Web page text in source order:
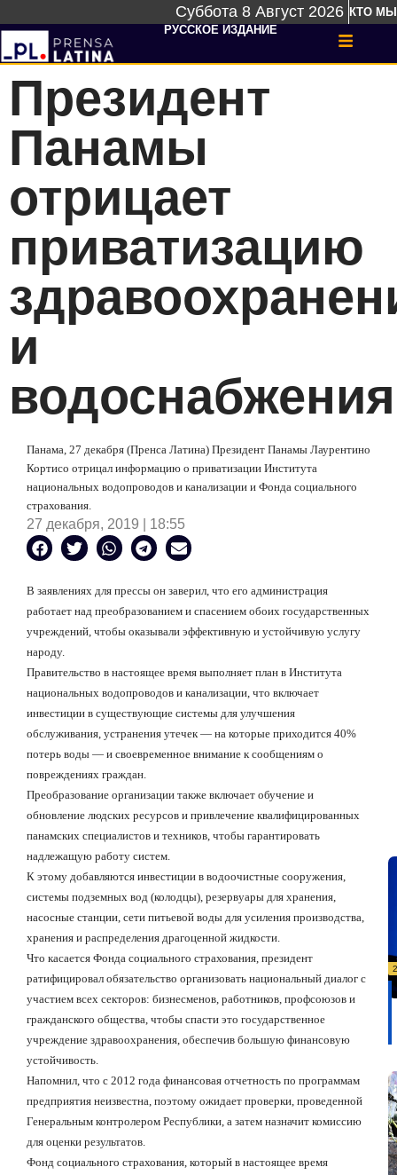
Суббота 8 Август 2026 КТО МЫ
РУССКОЕ ИЗДАНИЕ
Президент
Панамы
отрицает
приватизацию
и
водоснабжения
Панама, 27 декабря (Пренса Латина) Президент Панамы Лаурентино
Кортисо отрицал информацию о приватизации Института
национальных водопроводов и канализации и Фонда социального
страхования.
27 декабря, 2019 | 18:55
В заявлениях для прессы он заверил, что его администрация
работает над преобразованием и спасением обоих государственных
учреждений, чтобы оказывали эффективную и устойчивую услугу
народу.
Правительство в настоящее время выполняет план в Института
национальных водопроводов и канализации, что включает
инвестиции в существующие системы для улучшения
обслуживания, устранения утечек — на которые приходится 40%
потерь воды — и своевременное внимание к сообщениям о
повреждениях граждан.
Преобразование организации также включает обучение и
обновление людских ресурсов и привлечение квалифицированных
панамских специалистов и техников, чтобы гарантировать
надлежащую работу систем.
К этому добавляются инвестиции в водоочистные сооружения,
системы подземных вод (колодцы), резервуары для хранения,
насосные станции, сети питьевой воды для усиления производства,
хранения и распределения драгоценной жидкости.
Что касается Фонда социального страхования, президент
ратифицировал обязательство организовать национальный диалог с
участием всех секторов: бизнесменов, работников, профсоюзов и
гражданского общества, чтобы спасти это государственное
учреждение здравоохранения, обеспечив большую финансовую
устойчивость.
Напомнил, что с 2012 года финансовая отчетность по программам
предприятия неизвестна, поэтому ожидает проверки, проведенной
Генеральным контролером Республики, а затем назначит комиссию
для оценки результатов.
Фонд социального страхования, который в настоящее время